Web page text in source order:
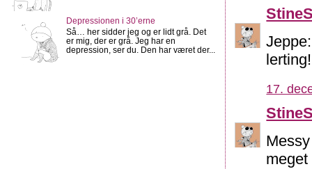
17.
Depressionen i 30’erne
Så… her sidder jeg og er lidt grå. Det
er mig, der er grå. Jeg har en
depression, ser du. Den har været der...